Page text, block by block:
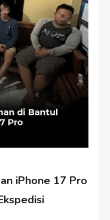
iPhone 17 Pro